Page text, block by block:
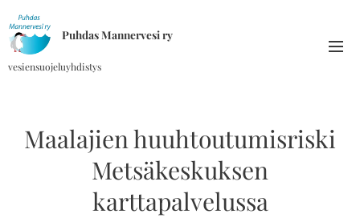
Puhdas Mannervesi ry
vesiensuojeluyhdistys
Maalajien huuhtoutumisriski
Metsäkeskuksen
karttapalvelussa